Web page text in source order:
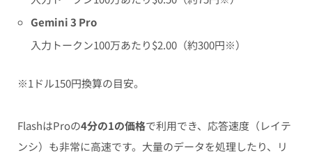
Gemini 3 Pro
入力トークン100万あたり$2.00（約300円※）
※1ドル150円換算の目安。
FlashはProの4分の1の価格で利用でき、応答速度（レイテ
ンシ）も非常に高速です。大量のデータを処理したり、リ